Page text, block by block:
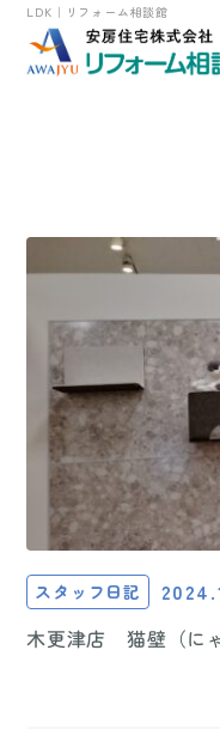
LDK｜リフォーム相談館
スタッフ日記
木更津店 猫壁（に